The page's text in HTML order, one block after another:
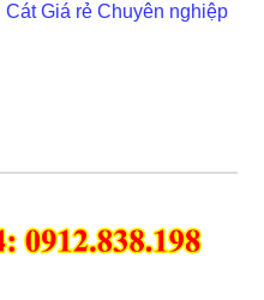
Giá rẻ Chuyên nghiệp